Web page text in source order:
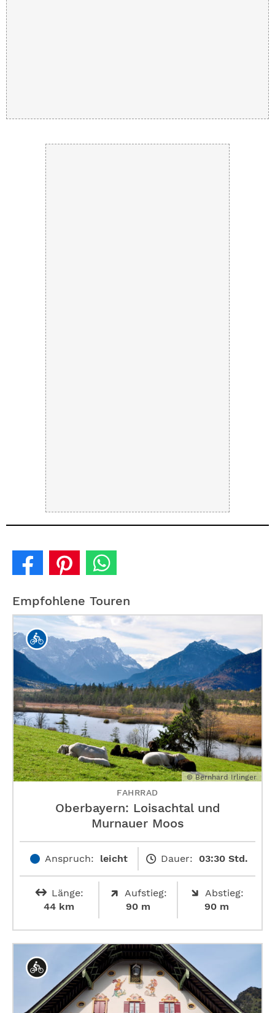
Empfohlene Touren
© Bernhard Irlinger
FAHRRAD
Oberbayern: Loisachtal und
Murnauer Moos
Anspruch: leicht Dauer: 03:30 Std.
Länge:
44 km
Aufstieg:
90 m
Abstieg:
90 m